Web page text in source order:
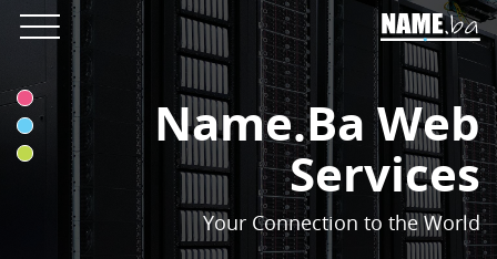
Toggle
Name.ba Web
Services
Your Connection to the World